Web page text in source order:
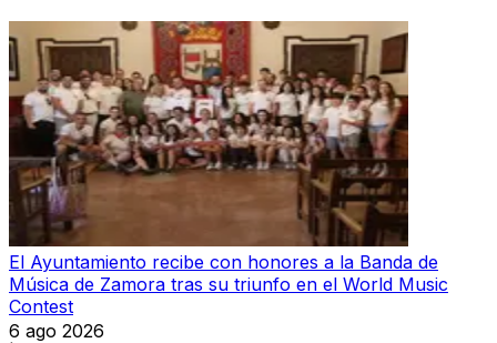
El Ayuntamiento recibe con honores a la Banda de
Música de Zamora tras su triunfo en el World Music
Contest
6 ago 2026